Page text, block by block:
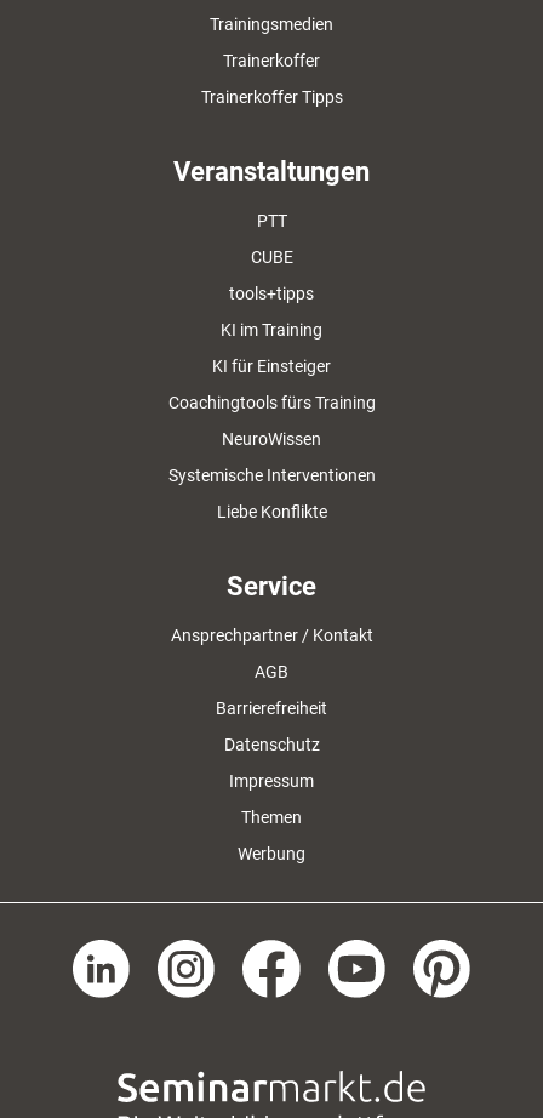
Trainingsmedien
Trainerkoffer
Trainerkoffer Tipps
Veranstaltungen
PTT
CUBE
tools+tipps
KI im Training
KI für Einsteiger
Coachingtools fürs Training
NeuroWissen
Systemische Interventionen
Liebe Konflikte
Service
Ansprechpartner / Kontakt
AGB
Barrierefreiheit
Datenschutz
Impressum
Themen
Werbung